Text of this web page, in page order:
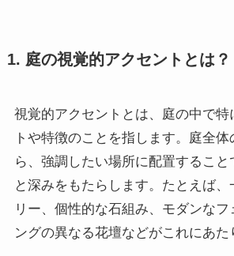
1. 庭の視覚的アクセントとは？
視覚的アクセントとは、庭の中で特
トや特徴のことを指します。庭全
ら、強調したい場所に配置すること
と深みをもたらします。たとえば、
リー、個性的な石組み、モダンなフ
ングの異なる花壇などがこれにあた